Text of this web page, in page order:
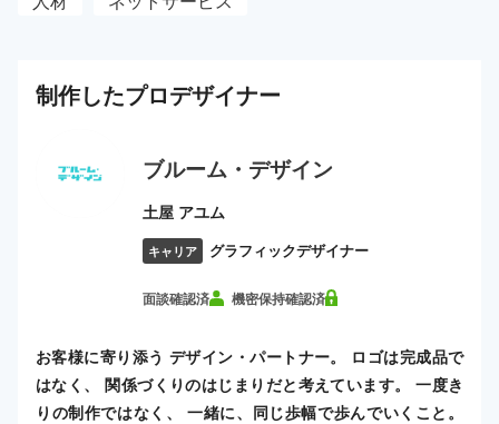
制作したプロデザイナー
ブルーム・デザイン
土屋 アユム
キャリア グラフィックデザイナー
面談確認済 機密保持確認済
お客様に寄り添う デザイン・パートナー。 ロゴは完成品で
はなく、 関係づくりのはじまりだと考えています。 一度き
りの制作ではなく、 一緒に、同じ歩幅で歩んでいくこと。